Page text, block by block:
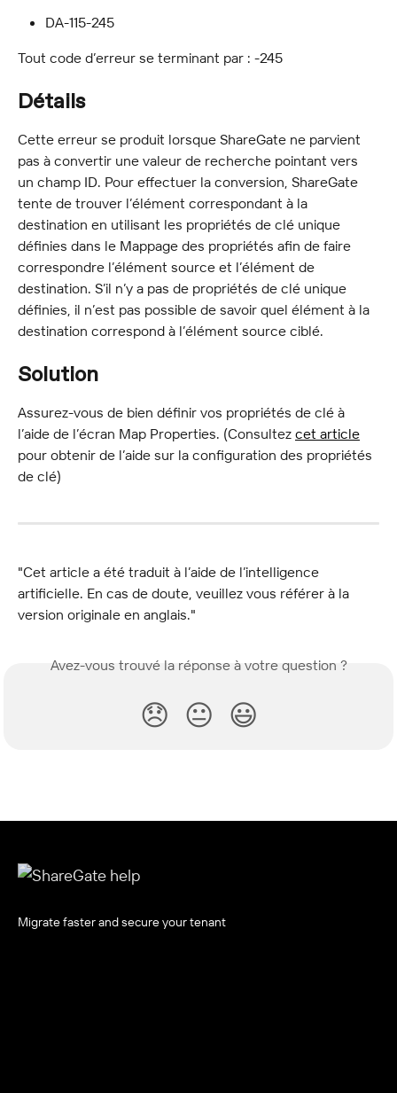
DA-115-245
Tout code d’erreur se terminant par : -245
Détails
Cette erreur se produit lorsque ShareGate ne parvient
pas à convertir une valeur de recherche pointant vers
un champ ID. Pour effectuer la conversion, ShareGate
tente de trouver l’élément correspondant à la
destination en utilisant les propriétés de clé unique
définies dans le Mappage des propriétés afin de faire
correspondre l’élément source et l’élément de
destination. S’il n’y a pas de propriétés de clé unique
définies, il n’est pas possible de savoir quel élément à la
destination correspond à l’élément source ciblé.
Solution
Assurez-vous de bien définir vos propriétés de clé à
l’aide de l’écran Map Properties. (Consultez cet article
pour obtenir de l’aide sur la configuration des propriétés
de clé)
"Cet article a été traduit à l’aide de l’intelligence
artificielle. En cas de doute, veuillez vous référer à la
version originale en anglais."
Avez-vous trouvé la réponse à votre question ?
😞 😐 😃
Migrate faster and secure your tenant